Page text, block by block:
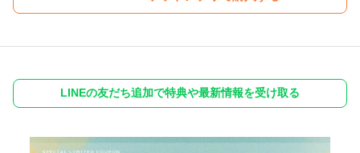
LINEの友だち追加で特典や最新情報を受け取る